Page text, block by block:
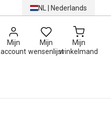
NL | Nederlands
Mijn
account
Mijn
wensenlijst
Mijn
winkelmand